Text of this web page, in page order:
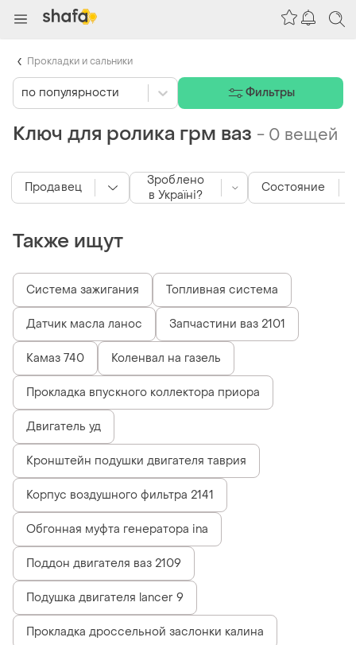
Ключ для ролика грм ваз - 0 вещей
Также ищут
Система зажигания Топливная система
Датчик масла ланос Запчастини ваз 2101
Камаз 740 Коленвал на газель
Прокладка впускного коллектора приора
Двигатель уд
Кронштейн подушки двигателя таврия
Корпус воздушного фильтра 2141
Обгонная муфта генератора ina
Поддон двигателя ваз 2109
Подушка двигателя lancer 9
Прокладка дроссельной заслонки калина
Продавец
Зроблено
в Україні?
Состояние
по популярности Фильтры
Прокладки и сальники